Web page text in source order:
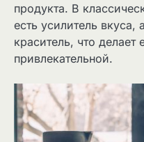
продукта. В
есть усилитель
краситель, что делает
привлекательной.